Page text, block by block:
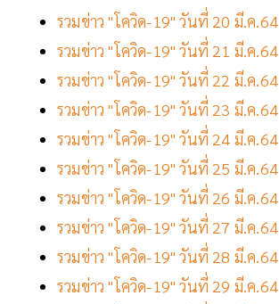
รวมข่าว "โควิด-19" วันที่ 20 มี.ค.64
รวมข่าว "โควิด-19" วันที่ 21 มี.ค.64
รวมข่าว "โควิด-19" วันที่ 22 มี.ค.64
รวมข่าว "โควิด-19" วันที่ 23 มี.ค.64
รวมข่าว "โควิด-19" วันที่ 24 มี.ค.64
รวมข่าว "โควิด-19" วันที่ 25 มี.ค.64
รวมข่าว "โควิด-19" วันที่ 26 มี.ค.64
รวมข่าว "โควิด-19" วันที่ 27 มี.ค.64
รวมข่าว "โควิด-19" วันที่ 28 มี.ค.64
รวมข่าว "โควิด-19" วันที่ 29 มี.ค.64